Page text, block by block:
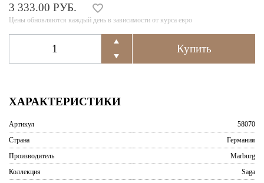
3 333.00 РУБ.
Цены обновляются каждый день в зависимости от курса евро
ХАРАКТЕРИСТИКИ
Артикул
58070
Страна
Германия
Производитель
Marburg
Коллекция
Saga